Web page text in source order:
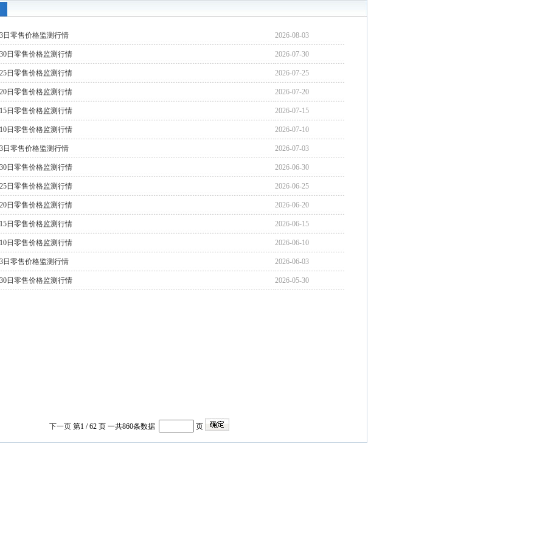
日零售价格监测行情 2026-08-03
日零售价格监测行情 2026-07-30
日零售价格监测行情 2026-07-25
日零售价格监测行情 2026-07-20
日零售价格监测行情 2026-07-15
日零售价格监测行情 2026-07-10
日零售价格监测行情 2026-07-03
日零售价格监测行情 2026-06-30
日零售价格监测行情 2026-06-25
日零售价格监测行情 2026-06-20
日零售价格监测行情 2026-06-15
日零售价格监测行情 2026-06-10
日零售价格监测行情 2026-06-03
日零售价格监测行情 2026-05-30
下一页 第1 /62 页 一共860条数据 页